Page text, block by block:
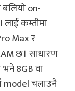
on-
कम्तीमा
Max र
छ। साधारण
8GB वा
model चलाउनै